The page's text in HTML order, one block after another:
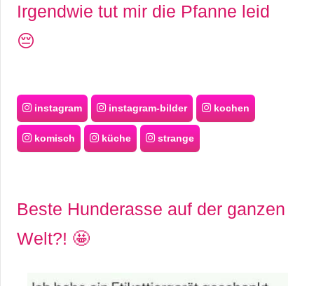
Irgendwie tut mir die Pfanne leid
😔
instagram instagram-bilder kochen
komisch küche strange
Beste Hunderasse auf der ganzen
Welt?! 🤩